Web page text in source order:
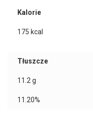
Kalorie
175 kcal
Tłuszcze
11.2g
11.20%